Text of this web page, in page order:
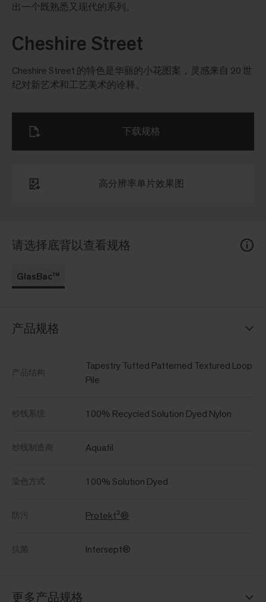
出一个既熟悉又现代的系列。
Cheshire Street
Cheshire Street 的特色是华丽的小花图案，灵感来自 20 世
纪对新艺术和工艺美术的诠释。
请选择底背以查看规格
GlasBac™
产品规格
产品结构
Tapestry Tufted Patterned Textured Loop
Pile
纱线系统 100% Recycled Solution Dyed Nylon
纱线制造商 Aquafil
染色方式 100% Solution Dyed
防污 Protekt²®
抗菌 Intersept®
更多产品规格
高分辨率单片效果图
下载规格